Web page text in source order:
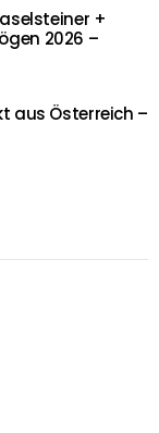
+
2026 –
aus Österreich –